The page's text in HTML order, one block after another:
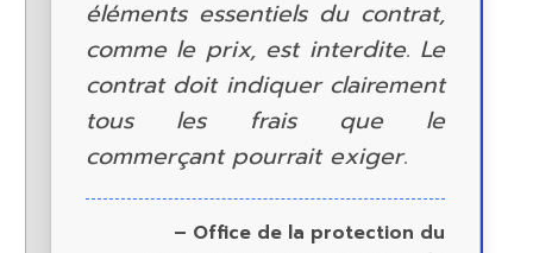
éléments essentiels du contrat,
comme le prix, est interdite. Le
contrat doit indiquer clairement
tous les frais que le
commerçant pourrait exiger.
– Office de la protection du